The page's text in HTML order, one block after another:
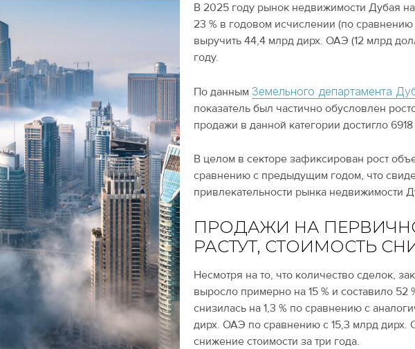
В 2025 году рынок недвижимости Дубая
23 % в годовом исчислении (по
выручить 44,4 млрд дирх. ОАЭ (12 млрд
году.
По данным Земельного департамента
показатель был частично обусловлен
продажи в данной категории достигло
В целом в секторе зафиксирован рост
сравнению с предыдущим годом, что
привлекательности рынка недвижимости
ПРОДАЖИ НА
РАСТУТ, СТОИМОСТЬ
Несмотря на то, что количество сделок,
выросло примерно на 15 % и составило 52
снизилась на 1,3 % по сравнению с
дирх. ОАЭ по сравнению с 15,3 млрд дирх.
снижение стоимости за три года.